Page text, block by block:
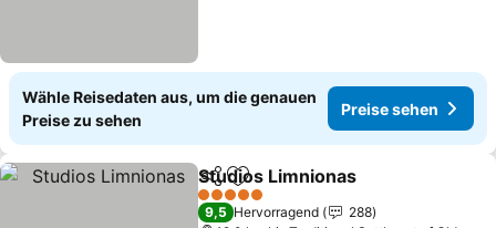
Wähle Reisedaten aus, um die genauen
Preise zu sehen
Preise sehen
TeilenZu Favoriten hinzufügen
Studios Limnionas
5 Sterne
9,5 Hervorragend
288